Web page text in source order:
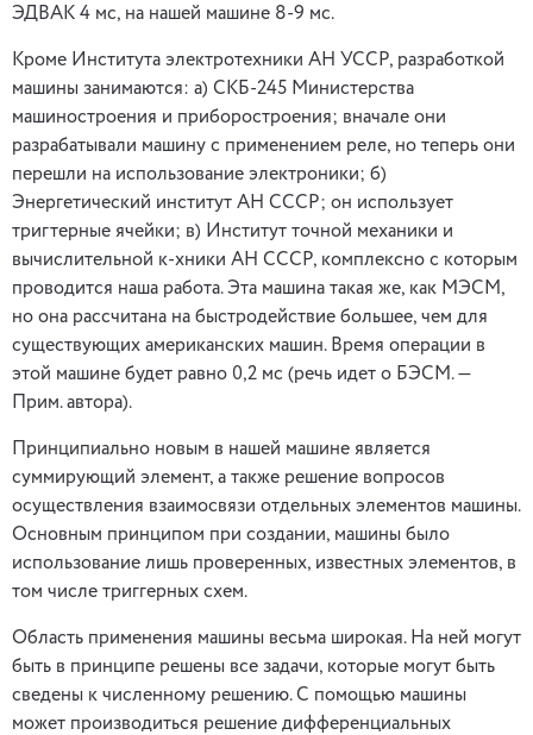
ЭДВАК 4 мс, на нашей машине 8-9 мс.
Кроме Института электротехники АН УССР, разработкой
машины занимаются: а) СКБ-245 Министерства
машиностроения и приборостроения; вначале они
разрабатывали машину с применением реле, но теперь они
перешли на использование электроники; б)
Энергетический институт АН СССР; он использует
тригтерные ячейки; в) Институт точной механики и
вычислительной к-хники АН СССР, комплексно с которым
проводится наша работа. Эта машина такая же, как МЭСМ,
но она рассчитана на быстродействие большее, чем для
существующих американских машин. Время операции в
этой машине будет равно 0,2 мс (речь идет о БЭСМ. —
Прим. автора).
Принципиально новым в нашей машине является
суммирующий элемент, а также решение вопросов
осуществления взаимосвязи отдельных элементов машины.
Основным принципом при создании, машины было
использование лишь проверенных, известных элементов, в
том числе триггерных схем.
Область применения машины весьма широкая. На ней могут
быть в принципе решены все задачи, которые могут быть
сведены к численному решению. С помощью машины
может производиться решение дифференциальных